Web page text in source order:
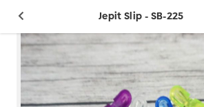
Jepit Slip - SB-225